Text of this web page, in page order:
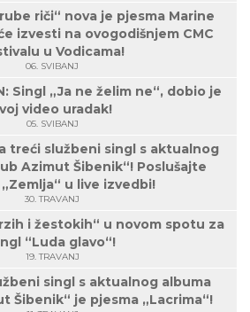
riči“ nova je pjesma Marine
izvesti na ovogodišnjem CMC
u Vodicama!
06. SVIBANJ
Singl „Ja ne želim ne“, dobio je
video uradak!
05. SVIBANJ
treći službeni singl s aktualnog
Azimut Šibenik“! Poslušajte
u live izvedbi!
30. TRAVANJ
i žestokih“ u novom spotu za
“Luda glavo“!
19. TRAVANJ
singl s aktualnog albuma
Šibenik“ je pjesma „Lacrima“!